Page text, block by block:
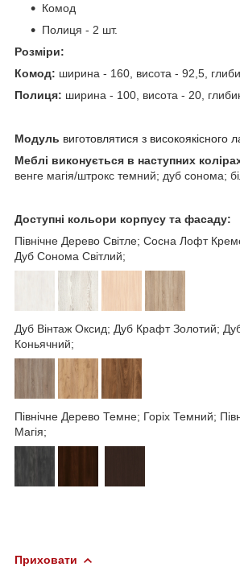
Комод
Полиця - 2 шт.
Розміри:
Комод: ширина - 160, висота - 92,5,
Полиця: ширина - 100, висота - 20,
Модуль виготовлятися з високоякісного
Меблі виконується в наступних
венге магія/штрокс темний; дуб сонома;
Доступні кольори корпусу та фасаду:
Північне Дерево Світле; Сосна Лофт
Дуб Сонома Світлий;
Дуб Вінтаж Оксид; Дуб Крафт Золотий;
Коньячний;
Північне Дерево Темне; Горіх Темний;
Магія;
Приховати